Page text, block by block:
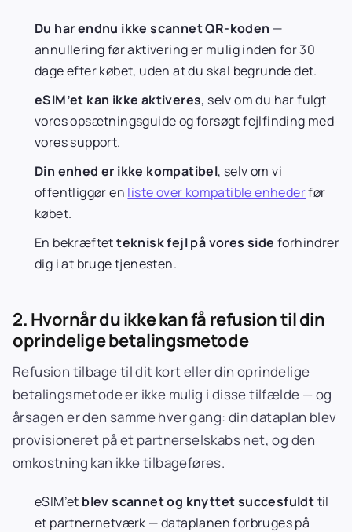
Du har endnu ikke scannet QR-koden —
annullering før aktivering er mulig inden for 30
dage efter købet, uden at du skal begrunde det.
eSIM’et kan ikke aktiveres, selv om du har fulgt
vores opsætningsguide og forsøgt fejlfinding med
vores support.
Din enhed er ikke kompatibel, selv om vi
offentliggør en liste over kompatible enhederfør
købet.
En bekræftetteknisk fejl på vores side forhindrer
dig i at bruge tjenesten.
2. Hvornår du ikke kan få refusion til din
oprindelige betalingsmetode
Refusion tilbage til dit kort eller din oprindelige
betalingsmetode er ikke mulig i disse tilfælde — og
årsagen er den samme hver gang: din dataplan blev
provisioneret på et partnerselskabs net, og den
omkostning kan ikke tilbageføres.
eSIM’et blev scannet og knyttet succesfuldttil
et partnernetværk — dataplanen forbruges på